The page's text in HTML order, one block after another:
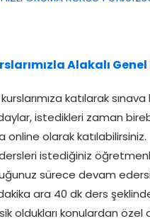
Alakalı
katılarak sınava
istedikleri zaman
online olarak katılabilirsiniz.
istediğiniz
sürece devam
ara 40 dk ders
oldukları konulardan özel